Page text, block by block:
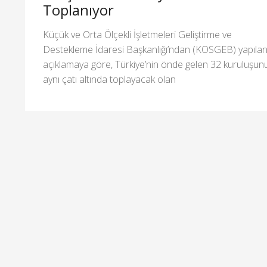
Toplanıyor
Küçük ve Orta Ölçekli İşletmeleri Geliştirme ve
Destekleme İdaresi Başkanlığı’ndan (KOSGEB) yapılan
açıklamaya göre, Türkiye’nin önde gelen 32
aynı çatı altında toplayacak olan